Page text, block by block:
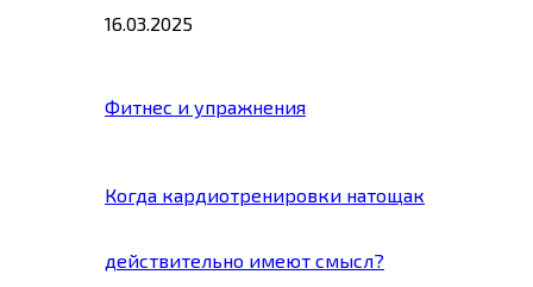
16.03.2025
Фитнес и упражнения
Когда кардиотренировки натощак
действительно имеют смысл?